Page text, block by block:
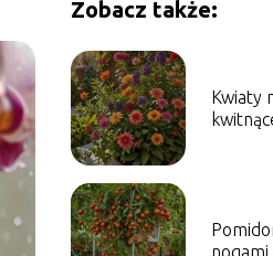
Zobacz także:
Kwiaty